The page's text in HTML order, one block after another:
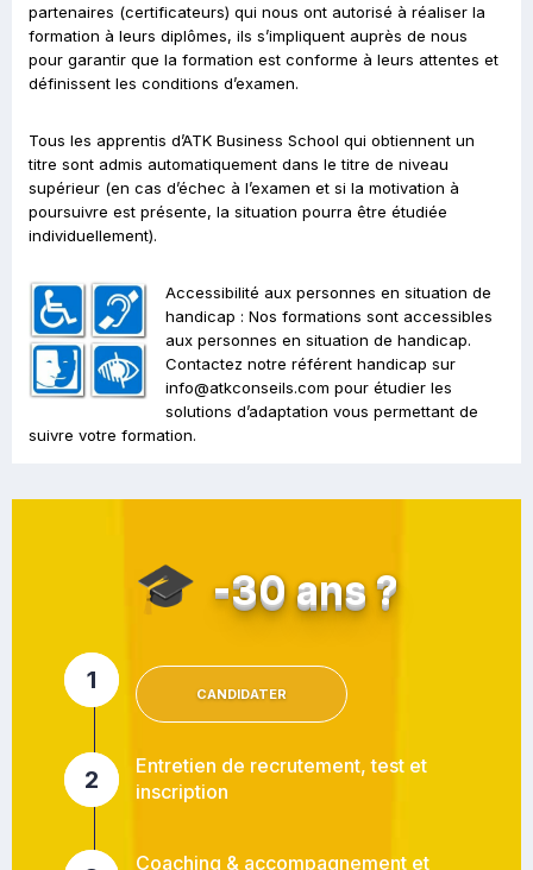
partenaires (certificateurs) qui nous ont autorisé à réaliser la
formation à leurs diplômes, ils s’impliquent auprès de nous
pour garantir que la formation est conforme à leurs attentes et
définissent les conditions d’examen.
Tous les apprentis d’ATK Business School qui obtiennent un
titre sont admis automatiquement dans le titre de niveau
supérieur (en cas d’échec à l’examen et si la motivation à
poursuivre est présente, la situation pourra être étudiée
individuellement).
Accessibilité aux personnes en situation de
handicap : Nos formations sont accessibles
aux personnes en situation de handicap.
Contactez notre référent handicap sur
info@atkconseils.com pour étudier les
solutions d’adaptation vous permettant de
suivre votre formation.
🎓 -30 ans ?
1 CANDIDATER
2
Entretien de recrutement, test et
inscription
Coaching & accompagnement et